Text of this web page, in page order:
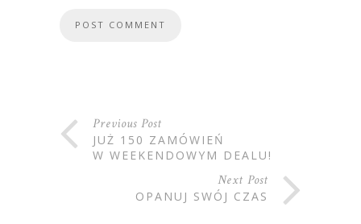
Previous Post
JUŻ 150 ZAMÓWIEŃ
W WEEKENDOWYM DEALU!
Next Post
OPANUJ SWÓJ CZAS